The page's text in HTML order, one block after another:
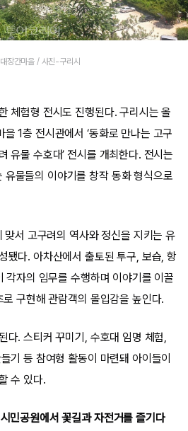
장간마을 / 사진-구리시
체험형 전시도 진행된다. 구리시는 올
1층 전시관에서 ‘동화로 만나는 고구
유물 수호대’ 전시를 개최한다. 전시는
유물들의 이야기를 창작 동화 형식으로
맞서 고구려의 역사와 정신을 지키는 유
됐다. 아차산에서 출토된 투구, 보습, 항
각자의 임무를 수행하며 이야기를 이끌
구현해 관람객의 몰입감을 높인다.
다. 스티커 꾸미기, 수호대 임명 체험,
기 등 참여형 활동이 마련돼 아이들이
수 있다.
공원에서 꽃길과 자전거를 즐기다